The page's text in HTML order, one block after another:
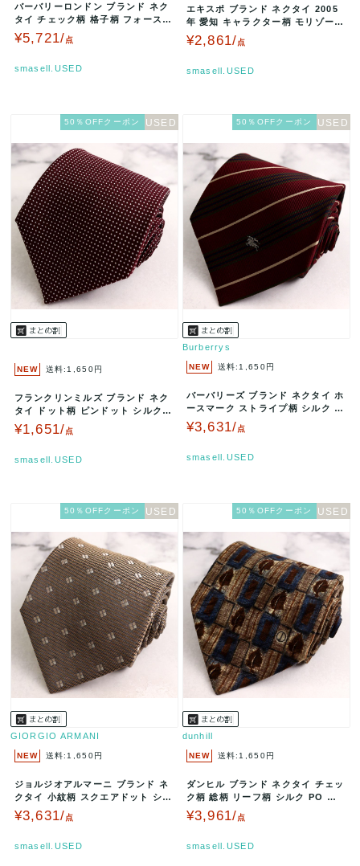
バーバリーロンドン ブランド ネク
タイ チェック柄 格子柄 フォースマ
ーク シルク PO メンズ ワ…
¥5,721/点
smasell.USED
エキスポ ブランド ネクタイ 2005
年 愛知 キャラクター柄 モリゾー
キッコロ シルク 日本製 …
¥2,861/点
smasell.USED
50％OFFクーポン
NEW 送料:1,650円
フランクリンミルズ ブランド ネク
タイ ドット柄 ピンドット シルク
日本製 PO メンズ ブラウン…
¥1,651/点
smasell.USED
50％OFFクーポン
Burberrys
NEW 送料:1,650円
バーバリーズ ブランド ネクタイ ホ
ースマーク ストライプ柄 シルク P
O メンズ レッド Burb…
¥3,631/点
smasell.USED
50％OFFクーポン
GIORGIO ARMANI
NEW 送料:1,650円
ジョルジオアルマーニ ブランド ネ
クタイ 小紋柄 スクエアドット シル
ク イタリア製 PO メンズ …
¥3,631/点
smasell.USED
50％OFFクーポン
dunhill
NEW 送料:1,650円
ダンヒル ブランド ネクタイ チェッ
ク柄 総柄 リーフ柄 シルク PO メ
ンズ ブラウン dunhi…
¥3,961/点
smasell.USED